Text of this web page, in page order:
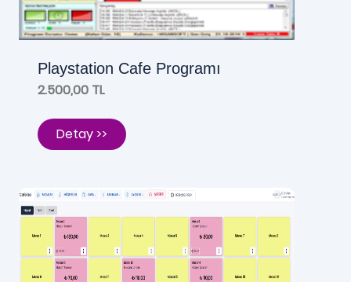
Playstation Cafe Programı
2.500,00 TL
Detay >>